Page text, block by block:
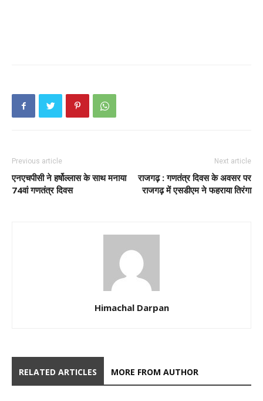
Previous article
एनएचपीसी ने हर्षोल्लास के साथ मनाया
74वां गणतंत्र दिवस
Next article
राजगढ़ :गणतंत्र दिवस के अवसर पर
राजगढ़ में एसडीएम ने फहराया तिरंगा
Himachal Darpan
RELATED ARTICLES MORE FROM AUTHOR